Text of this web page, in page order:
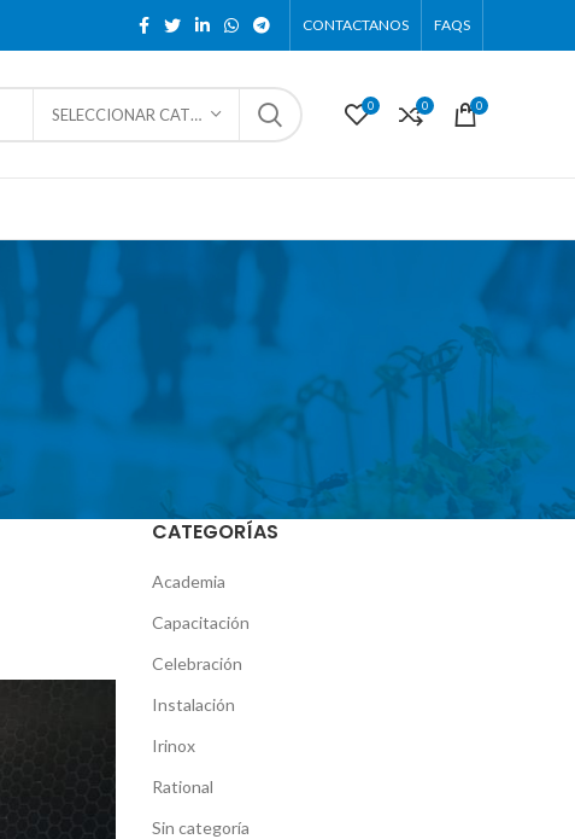
CONTACTANOS FAQS
SELECCIONAR CATEGORÍA 0 0 0
CATEGORÍAS
Academia
Capacitación
Celebración
Instalación
Irinox
Rational
Sin categoría